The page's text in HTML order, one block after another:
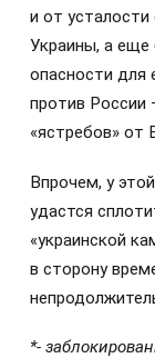
и от
Украины, а
опасности для
против России
«ястребов» от
Впрочем, у
удастся
«украинской
в сторону
*-